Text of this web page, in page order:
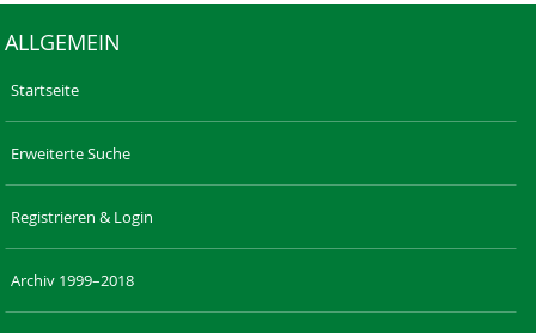
ALLGEMEIN
Startseite
Erweiterte Suche
Registrieren & Login
Archiv 1999–2018